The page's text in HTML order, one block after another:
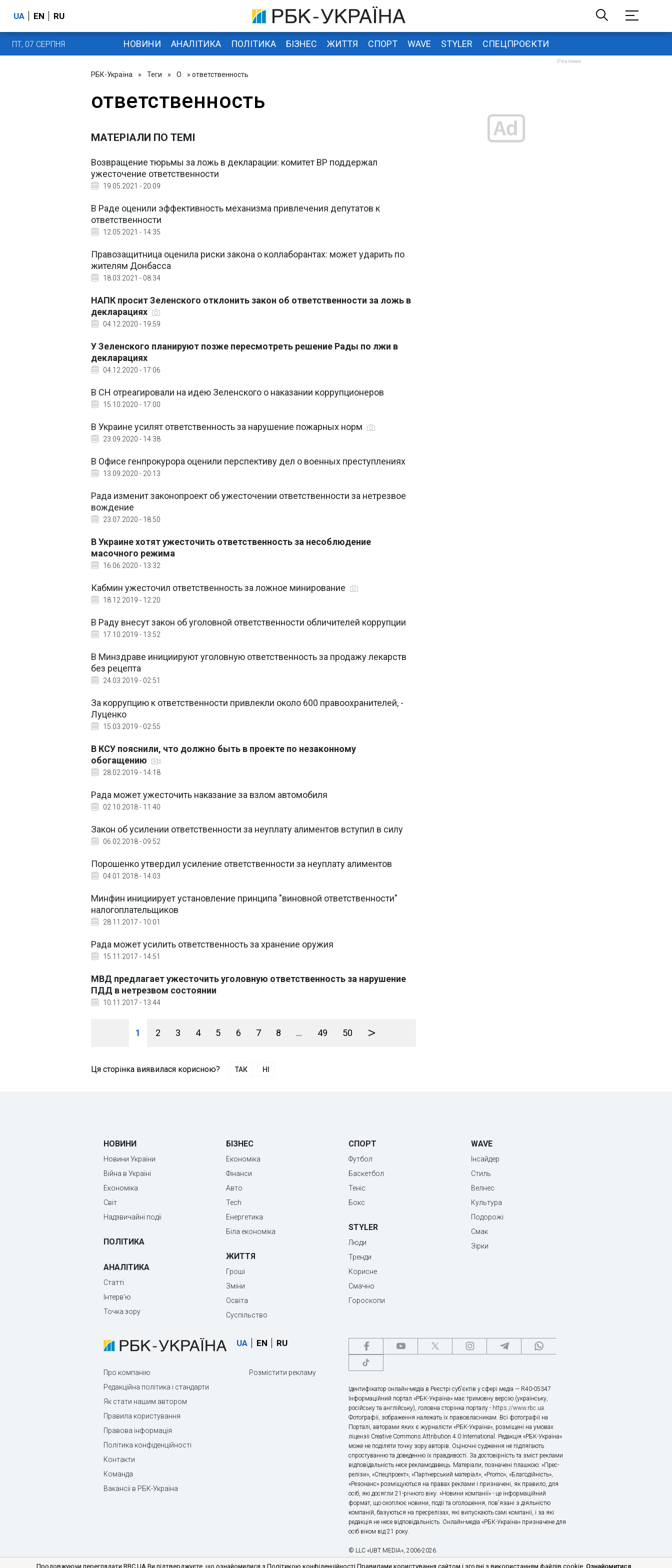
UA EN RU
ПТ, 07 СЕРПНЯ НОВИНИ АНАЛІТИКА ПОЛІТИКА БІЗНЕС ЖИТТЯ СПОРТ WAVE STYLER СПЕЦПРОЄКТИ
РБК-Україна » Теги » О » ответственность
ответственность
МАТЕРІАЛИ ПО ТЕМІ
Возвращение тюрьмы за ложь в декларации: комитет ВР поддержал
ужесточение ответственности
19.05.2021 - 20:09
В Раде оценили эффективность механизма привлечения депутатов к
ответственности
12.05.2021 - 14:35
Правозащитница оценила риски закона о коллаборантах: может ударить по
жителям Донбасса
18.03.2021 - 08:34
НАПК просит Зеленского отклонить закон об ответственности за ложь в
декларациях
04.12.2020 - 19:59
У Зеленского планируют позже пересмотреть решение Рады по лжи в
декларациях
04.12.2020 - 17:06
В СН отреагировали на идею Зеленского о наказании коррупционеров
15.10.2020 - 17:00
В Украине усилят ответственность за нарушение пожарных норм
23.09.2020 - 14:38
В Офисе генпрокурора оценили перспективу дел о военных преступлениях
13.09.2020 - 20:13
Рада изменит законопроект об ужесточении ответственности за нетрезвое
вождение
23.07.2020 - 18:50
В Украине хотят ужесточить ответственность за несоблюдение
масочного режима
16.06.2020 - 13:32
Кабмин ужесточил ответственность за ложное минирование
18.12.2019 - 12:20
В Раду внесут закон об уголовной ответственности обличителей коррупции
17.10.2019 - 13:52
В Минздраве инициируют уголовную ответственность за продажу лекарств
без рецепта
24.03.2019 - 02:51
За коррупцию к ответственности привлекли около 600 правоохранителей, -
Луценко
15.03.2019 - 02:55
В КСУ пояснили, что должно быть в проекте по незаконному
обогащению
28.02.2019 - 14:18
Рада может ужесточить наказание за взлом автомобиля
02.10.2018 - 11:40
Закон об усилении ответственности за неуплату алиментов вступил в силу
06.02.2018 - 09:52
Порошенко утвердил усиление ответственности за неуплату алиментов
04.01.2018 - 14:03
Минфин инициирует установление принципа "виновной ответственности"
налогоплательщиков
28.11.2017 - 10:01
Рада может усилить ответственность за хранение оружия
15.11.2017 - 14:51
МВД предлагает ужесточить уголовную ответственность за нарушение
ПДД в нетрезвом состоянии
10.11.2017 - 13:44
1 2 3 4 5 6 7 8 ... 49 50 >
Ця сторінка виявилася корисною? ТАК НІ
НОВИНИ
Новини України
Війна в Україні
Економіка
Світ
Надзвичайні події
ПОЛІТИКА
АНАЛІТИКА
Статті
Інтерв'ю
Точка зору
БІЗНЕС
Економіка
Фінанси
Авто
Tech
Енергетика
Біла економіка
ЖИТТЯ
Гроші
Зміни
Освіта
Суспільство
СПОРТ
Футбол
Баскетбол
Теніс
Бокс
STYLER
Люди
Тренди
Корисне
Смачно
Гороскопи
WAVE
Інсайдер
Стиль
Велнес
Культура
Подорожі
Смак
Зірки
UA EN RU
Про компанію
Редакційна політика і стандарти
Як стати нашим автором
Правила користування
Правова інформація
Політика конфіденційності
Контакти
Команда
Вакансії в РБК-Україна
Розмістити рекламу
Ідентифікатор онлайн-медіа в Реєстрі суб’єктів у сфері медіа — R40-05347
Інформаційний портал «РБК-Україна» має тримовну версію (українську,
російську та англійську), головна сторінка порталу - https://www.rbc.ua.
Фотографії, зображення належать їх правовласникам. Всі фотографії на
Порталі, авторами яких є журналісти «РБК-Україна», розміщені на умовах
ліцензії Creative Commons Attribution 4.0 International. Редакція «РБК-Україна»
може не поділяти точку зору авторів. Оціночні судження не підлягають
спростуванню та доведенню їх правдивості. За достовірність та зміст реклами
відповідальність несе рекламодавець. Матеріали, позначені плашкою: «Прес-
релізи», «Спецпроект», «Партнерський матеріал», «Promo», «Благодійність»,
«Резонанс» розміщуються на правах реклами і призначені, як правило, для
осіб, які досягли 21-річного віку. «Новини компанії» - це інформаційний
формат, що охоплює новини, події та оголошення, пов'язані з діяльністю
компаній, базуються на пресрелізах, які випускають самі компанії, і за які
редакція не несе відповідальність. Онлайн-медіа «РБК-Україна» призначене для
осіб віком від 21 року.
© LLC «UBT MEDIA», 2006-2026.
Продовжуючи переглядати RBC.UA Ви підтверджуєте, що ознайомилися з Політикою конфіденційності Правилами користування сайтом і згодні з використанням файлів cookie. Ознайомитися